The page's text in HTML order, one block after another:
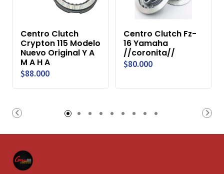
Centro Clutch
Crypton 115 Modelo
Nuevo Original Y A
M A H A
$88.000
Centro Clutch Fz-
16 Yamaha
//coronita//
$80.000